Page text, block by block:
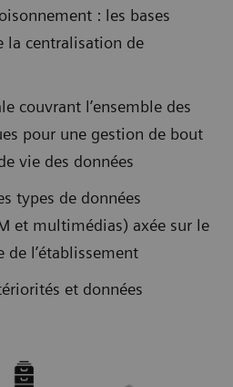
: les bases
la centralisation de
couvrant l’ensemble des
pour une gestion de bout
vie des données
types de données
et multimédias) axée sur le
de l’établissement
et données